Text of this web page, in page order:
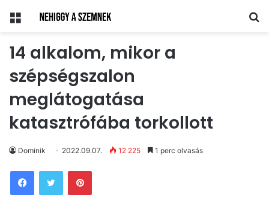
Menü
14 alkalom, mikor a
szépségszalon
meglátogatása
katasztrófába torkollott
Dominik 2022.09.07. 12 225 1 perc olvasás
Pinterest